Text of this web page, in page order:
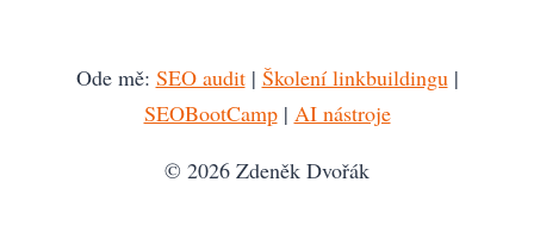
Ode mě: SEO audit| Školení linkbuildingu|
SEOBootCamp| AI nástroje
© 2026 Zdeněk Dvořák